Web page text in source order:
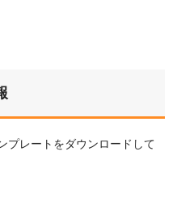
プレートをダウンロードして